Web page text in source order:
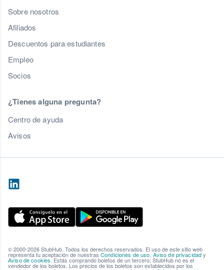
Sobre nosotros
Afiliados
Descuentos para estudiantes
Empleo
Socios
¿Tienes alguna pregunta?
Centro de ayuda
Avisos
© 2000-2026 StubHub. Todos los derechos reservados. El uso de este sitio web
representa tu aceptación de nuestras Condiciones de uso, Aviso de privacidady
Aviso de cookies. Estás comprando boletos de un tercero; StubHub no es el
vendedor de los boletos. Los precios de los boletos son establecidos por los